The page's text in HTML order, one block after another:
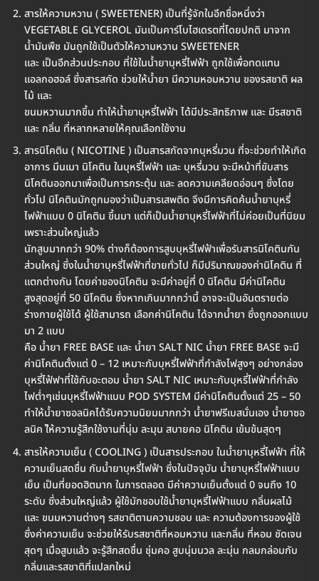
สารให้ความหวาน ( SWEETENER) เป็นที่รู้จักในอีกชื่อหนึ่งว่า
VEGETABLE GLYCEROL มันเป็นคาร์โบไฮเดรตที่โดยปกติ มาจาก
น้ำมันพืช มันถูกใช้เป็นตัวให้ความหวาน SWEETENER
และ เป็นอีกส่วนประกอบ ที่ใช้ในน้ำยาบุหรี่ไฟฟ้า ถูกใช้เพื่อทดแทน
แอลกอฮอล์ ซึ่งสารสกัด ช่วยให้น้ำยา มีความหอมหวาน ของรสชาติ ผล
ไม้ และ
ขนมหวานมากขึ้น ทำให้น้ำยาบุหรี่ไฟฟ้า ได้มีประสิทธิภาพ และ มีรสชาติ
และ กลิ่น ที่หลากหลายให้คุณเลือกใช้งาน
สารนิโคติน ( NICOTINE ) เป็นสารสกัดจากบุหรี่มวน ที่จะช่วยทำให้เกิด
อาการ มึนเมา นิโคติน ในบุหรี่ไฟฟ้า และ บุหรี่มวน จะมีหน้าที่ขับสาร
นิโคตินออกมาเพื่อเป็นการกระตุ้น และ ลดความเคลียดอ่อนๆ ซึ่งโดย
ทั่วไป นิโคตินมักถูกมองว่าเป็นสารเสพติด จึงมีการคิดค้นน้ำยาบุหรี่
ไฟฟ้าแบบ 0 นิโคติน ขึ้นมา แต่ก็เป็นน้ำยาบุหรี่ไฟฟ้าที่ไม่ค่อยเป็นที่นิยม
เพราะส่วนใหญ่แล้ว
นักสูบมากกว่า 90% ต่างก็ต้องการสูบบุหรี่ไฟฟ้าเพื่อรับสารนิโคตินกัน
ส่วนใหญ่ ซึ่งในน้ำยาบุหรี่ไฟฟ้าที่ขายทั่วไป ก็มีปริมาณของค่านิโคติน ที่
แตกต่างกัน โดยค่าของนิโคติน จะมีค่าอยู่ที่ 0 นิโคติน มีค่านิโคติน
สูงสุดอยู่ที่ 50 นิโคติน ซึ่งหากเกินมากกว่านี้ อาจจะเป็นอันตรายต่อ
ร่างกายผู้ใช้ได้ ผู้ใช้สามารถ เลือกค่านิโคติน ได้จากน้ำยา ซึ่งถูกออกแบบ
มา 2 แบบ
คือ น้ำยา FREE BASE และ น้ำยา SALT NIC น้ำยา FREE BASE จะมี
ค่านิโคตินตั้งแต่ 0 – 12 เหมาะกับบุหรี่ไฟฟ้าที่กำลังไฟสูงๆ อย่างกล่อง
บุหรี่ไฟ้ฟาที่ใช้กับอะตอม น้ำยา SALT NIC เหมาะกับบุหรี่ไฟฟ้าที่กำลัง
ไฟต่ำๆเช่นบุหรี่ไฟฟ้าแบบ POD SYSTEM มีค่านิโคตินตั้งแต่ 25 – 50
ทำให้น้ำยาซอลนิคได้รับความนิยมมากกว่า น้ำยาฟรีเบสนั่นเอง น้ำยาซอ
ลนิค ใ้ห้ความรู้สึกใช้งานที่นุ่ม ละมุน สบายคอ นิโคติน เข้มข้นสุดๆ
สารให้ความเย็น ( COOLING ) เป็นสารประกอบ ในน้ำยาบุหรี่ไฟฟ้า ที่ให้
ความเย็นสดชื่น กับน้ำยาบุหรี่ไฟฟ้า ซึ่งในปัจจุบัน น้ำยาบุหรี่ไฟฟ้าแบบ
เย็น เป็นที่ยอดฮิตมาก ในการตลอด มีค่าความเย็นตั้งแต่ 0 จนถึง 10
ระดับ ซึ่งส่วนใหญ่แล้ว ผู้ใช้มักชอบใช้น้ำยาบุหรี่ไฟฟ้าแบบ กลิ่นผลไม้
และ ขนมหวานต่างๆ รสชาติตามความชอบ และ ความต้องการของผู้ใช้
ซึ่งค่าความเย็น จะช่วยให้รับรสชาติที่หอมหวาน และกลิ่น ที่หอม ชัดเจน
สุดๆ เมื่อสูบแล้ว จะรู้สึกสดชื่น ชุ่มคอ สูบนุ่มนวล ละมุ่น กลมกล่อมกับ
กลิ่นและรสชาติที่แปลกใหม่